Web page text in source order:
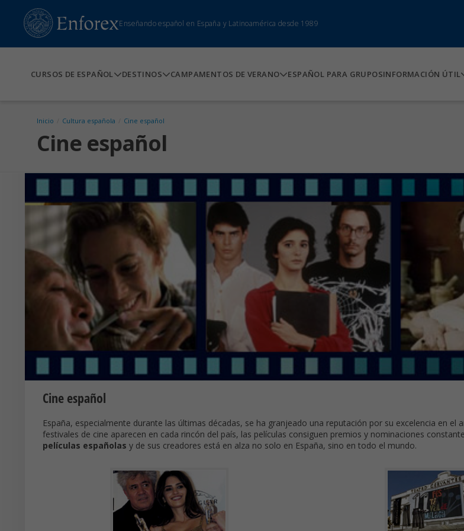
Enseñando español en España y Latinoamérica desde 1989
CURSOS DE ESPAÑOL DESTINOS CAMPAMENTOS DE VERANO ESPAÑOL PARA GRUPOSINFORMACIÓN ÚTIL
Inicio Cultura española Cine español
Cine español
Cine español
España, especialmente durante las últimas décadas, se ha granjeado una reputación por su excelencia en el
festivales de cine aparecen en cada rincón del país, las películas consiguen premios y nominaciones
películas españolas y de sus creadores está en alza no solo en España, sino en todo el mundo.